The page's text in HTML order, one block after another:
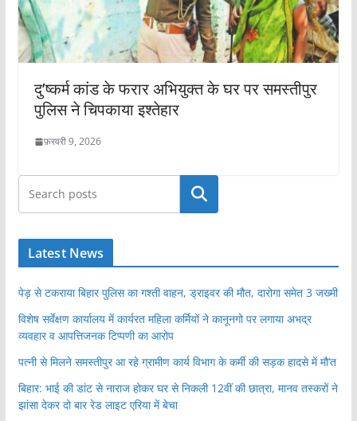
दु’ष्कर्म कांड के फरार अभियुक्त के घर पर समस्तीपुर
पुलिस ने चिपकाया इश्तेहार
फ़रवरी 9, 2026
खोजें
Latest News
पेड़ से टकराया बिहार पुलिस का गश्ती वाहन, ड्राइवर की मौत, दारोगा समेत 3 जख्मी
विशेष सर्वेक्षण कार्यालय में कार्यरत महिला कर्मियों ने कानूनगो पर लगाया अभद्र
व्यवहार व आपत्तिजनक टिप्पणी का आरोप
पत्नी से मिलने समस्तीपुर आ रहे ग्रामीण कार्य विभाग के कर्मी की सड़क हादसे में मौ’त
बिहार: भाई की डांट से नाराज होकर घर से निकली 12वीं की छात्रा, मानव तस्करों ने
झांसा देकर दो बार रेड लाइट एरिया में बेचा